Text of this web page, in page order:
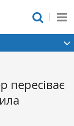
пересіває